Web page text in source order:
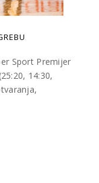
Sport Premijer
14:30,